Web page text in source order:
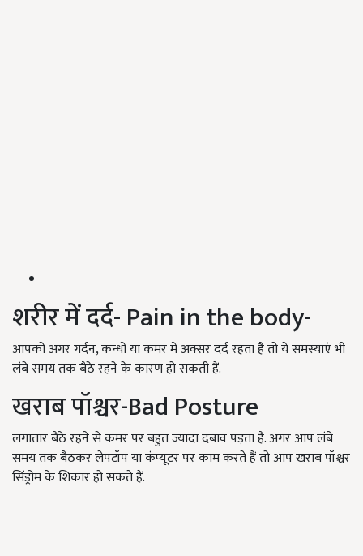
शरीर में दर्द- Pain in the body-
आपको अगर गर्दन, कन्धों या कमर में अक्सर दर्द रहता है तो ये समस्याएं भी
लंबे समय तक बैठे रहने के कारण हो सकती हैं.
खराब पॉश्चर-Bad Posture
लगातार बैठे रहने से कमर पर बहुत ज्यादा दबाव पड़ता है. अगर आप लंबे
समय तक बैठकर लेपटॉप या कंप्यूटर पर काम करते हैं तो आप खराब पॉश्चर
सिंड्रोम के शिकार हो सकते हैं.